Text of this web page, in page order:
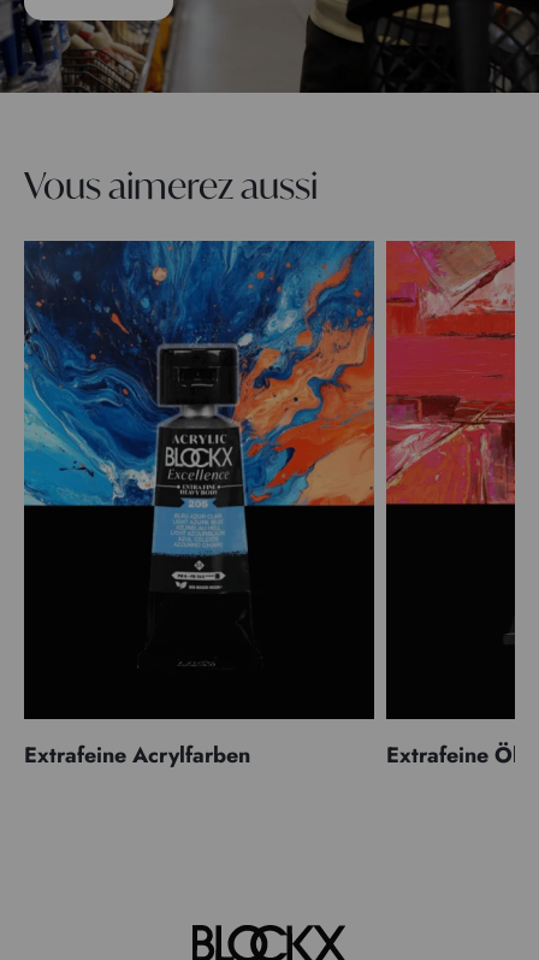
Vous aimerez aussi
Extrafeine Acrylfarben Extrafeine Öle